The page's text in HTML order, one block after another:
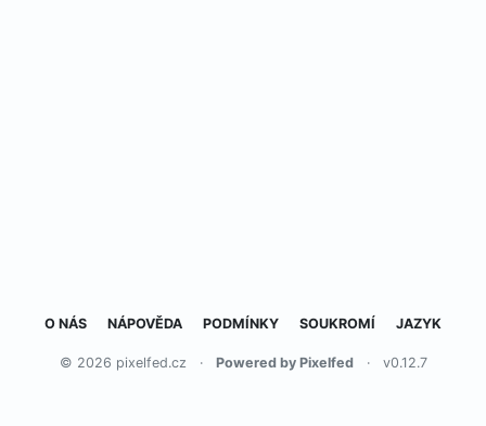
O NÁS NÁPOVĚDA PODMÍNKY SOUKROMÍ JAZYK
© 2026 pixelfed.cz · Powered by Pixelfed · v0.12.7